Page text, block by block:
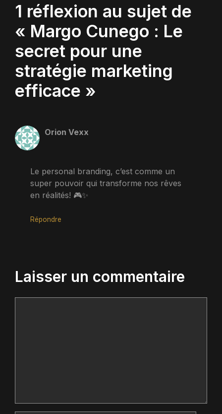
1 réflexion au sujet de
« Margo Cunego : Le
secret pour une
stratégie marketing
efficace »
Orion Vexx
Le personal branding, c’est comme un
super pouvoir qui transforme nos rêves
en réalités! 🎮✨
Répondre
Laisser un commentaire